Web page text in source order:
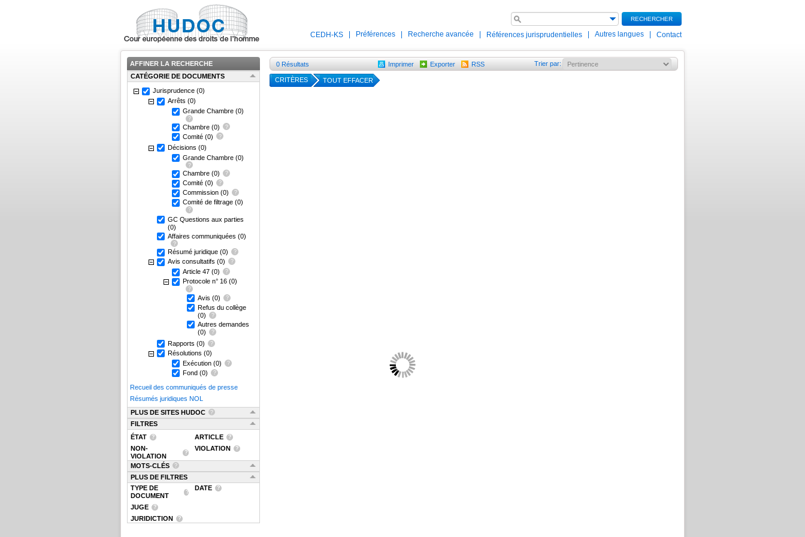
RECHERCHER
CEDH-KS Préférences Recherche avancée Références jurisprudentielles Autres langues Contact
AFFINER LA RECHERCHE
CATÉGORIE DE DOCUMENTS
Jurisprudence (0)
Arrêts (0)
Grande Chambre (0)
Chambre (0)
Comité (0)
Décisions (0)
Grande Chambre (0)
Chambre (0)
Comité (0)
Commission (0)
Comité de filtrage (0)
GC Questions aux parties
(0)
Affaires communiquées (0)
Résumé juridique (0)
Avis consultatifs (0)
Article 47 (0)
Protocole n° 16 (0)
Avis (0)
Refus du collège
(0)
Autres demandes
(0)
Rapports (0)
Résolutions (0)
Exécution (0)
Fond (0)
Recueil des communiqués de presse
Résumés juridiques NOL
PLUS DE SITES HUDOC
FILTRES
ÉTAT
ARTICLE
NON-
VIOLATION
VIOLATION
MOTS-CLÉS
PLUS DE FILTRES
TYPE DE
DOCUMENT
DATE
JUGE
JURIDICTION
0 Résultats Imprimer Exporter RSS Trier par:
CRITÈRES TOUT EFFACER